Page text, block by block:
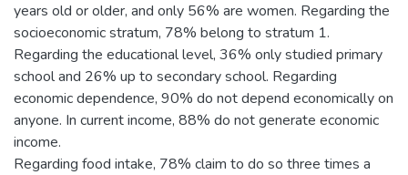
years old or older, and only 56% are women. Regarding the
socioeconomic stratum, 78% belong to stratum 1.
Regarding the educational level, 36% only studied primary
school and 26% up to secondary school. Regarding
economic dependence, 90% do not depend economically on
anyone. In current income, 88% do not generate economic
income.
Regarding food intake, 78% claim to do so three times a